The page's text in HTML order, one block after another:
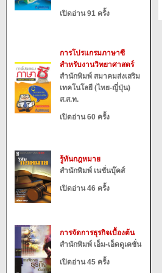
เปิดอ่าน 91 ครั้ง
การโปรแกรมภาษาซี
สำหรับงานวิทยาศาสตร์
สำนักพิมพ์ สมาคมส่งเสริม
เทคโนโลยี (ไทย-ญี่ปุ่น)
ส.ส.ท.
เปิดอ่าน 60 ครั้ง
รู้ทันกฎหมาย
สำนักพิมพ์ เนชั่นบุ๊คส์
เปิดอ่าน 46 ครั้ง
การจัดการธุรกิจเบื้องต้น
สำนักพิมพ์ เอ็ม-เอ็ดดูเคชั่น
เปิดอ่าน 45 ครั้ง